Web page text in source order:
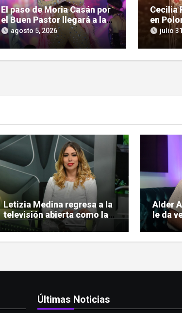
El paso de Moria Casán por
el Buen Pastor llegará a la
pantalla chica en su nueva
serie documental
agosto 5, 2026
Cecilia
en
julio
Letizia Medina regresa a la
televisión abierta como la
nueva conductora de
«Pulso Urbano»
Alder
le da
pero
Soda
Últimas Noticias